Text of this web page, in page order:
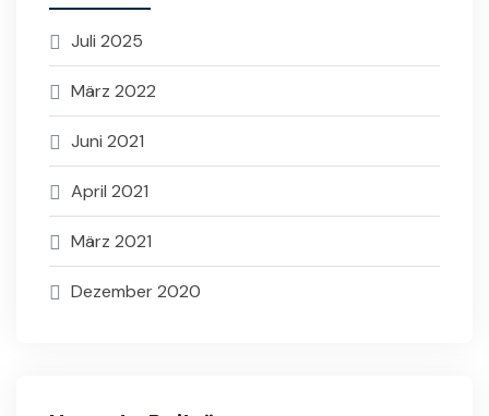
Juli 2025
März 2022
Juni 2021
April 2021
März 2021
Dezember 2020